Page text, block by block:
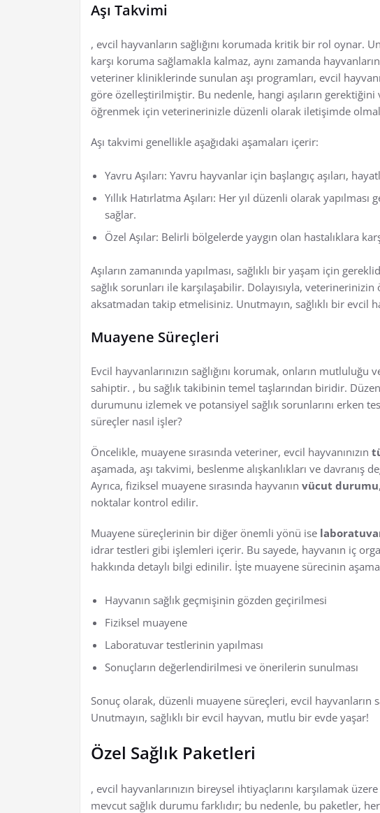
Aşı Takvimi
, evcil hayvanların sağlığını korumada kritik bir rol oynar.
karşı koruma sağlamakla kalmaz, aynı zamanda
veteriner kliniklerinde sunulan aşı programları, evcil
göre özelleştirilmiştir. Bu nedenle, hangi aşıların gerektiğini
öğrenmek için veterinerinizle düzenli olarak iletişimde
Aşı takvimi genellikle aşağıdaki aşamaları içerir:
Yavru Aşıları: Yavru hayvanlar için başlangıç aşıları,
Yıllık Hatırlatma Aşıları: Her yıl düzenli olarak
sağlar.
Özel Aşılar: Belirli bölgelerde yaygın olan hastalıklara
Aşıların zamanında yapılması, sağlıklı bir yaşam için
sağlık sorunları ile karşılaşabilir. Dolayısıyla,
aksatmadan takip etmelisiniz. Unutmayın, sağlıklı bir evcil
Muayene Süreçleri
Evcil hayvanlarınızın sağlığını korumak, onların
sahiptir. , bu sağlık takibinin temel taşlarından biridir.
durumunu izlemek ve potansiyel sağlık sorunlarını erken
süreçler nasıl işler?
Öncelikle, muayene sırasında veteriner, evcil hayvanınızın
aşamada, aşı takvimi, beslenme alışkanlıkları ve
Ayrıca, fiziksel muayene sırasında hayvanın vücut durumu,
noktalar kontrol edilir.
Muayene süreçlerinin bir diğer önemli yönü ise
idrar testleri gibi işlemleri içerir. Bu sayede, hayvanın iç
hakkında detaylı bilgi edinilir. İşte muayene sürecinin
Hayvanın sağlık geçmişinin gözden geçirilmesi
Fiziksel muayene
Laboratuvar testlerinin yapılması
Sonuçların değerlendirilmesi ve önerilerin sunulması
Sonuç olarak, düzenli muayene süreçleri, evcil hayvanların
Unutmayın, sağlıklı bir evcil hayvan, mutlu bir evde yaşar!
Özel Sağlık Paketleri
, evcil hayvanlarınızın bireysel ihtiyaçlarını karşılamak
mevcut sağlık durumu farklıdır; bu nedenle, bu paketler,